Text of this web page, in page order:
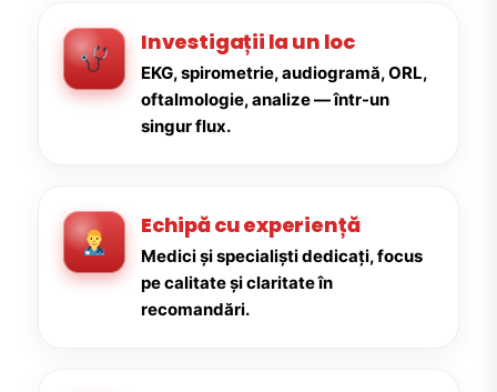
Investigații la un loc
EKG, spirometrie, audiogramă, ORL,
oftalmologie, analize — într-un
singur flux.
Echipă cu experiență
Medici și specialiști dedicați, focus
pe calitate și claritate în
recomandări.